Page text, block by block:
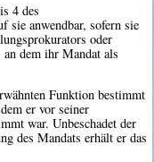
4 des
sie anwendbar, sofern sie
oder
dem ihr Mandat als
Funktion bestimmt
er vor seiner
war. Unbeschadet der
des Mandats erhält er das